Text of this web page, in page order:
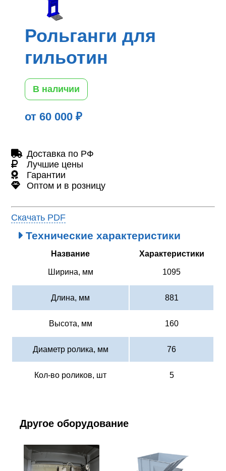
Рольганги для
гильотин
В наличии
от 60 000 ₽
Доставка по РФ
Лучшие цены
Гарантии
Оптом и в розницу
Скачать PDF
Технические характеристики
Название Характеристики
Ширина, мм 1095
Длина, мм 881
Высота, мм 160
Диаметр ролика, мм 76
Кол-во роликов, шт 5
Другое оборудование